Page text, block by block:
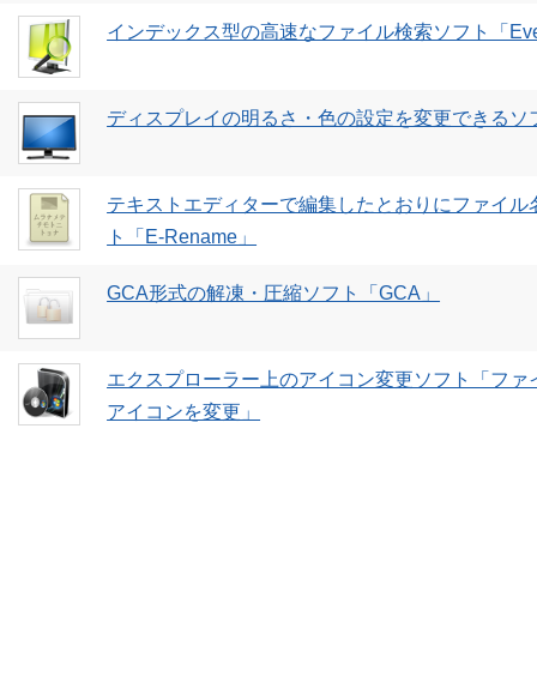
インデックス型の高速なファイル検索ソフト「
ディスプレイの明るさ・色の設定を変更できる
テキストエディターで編集したとおりにファイ
ト「E-Rename」
GCA形式の解凍・圧縮ソフト「GCA」
エクスプローラー上のアイコン変更ソフト「フ
アイコンを変更」